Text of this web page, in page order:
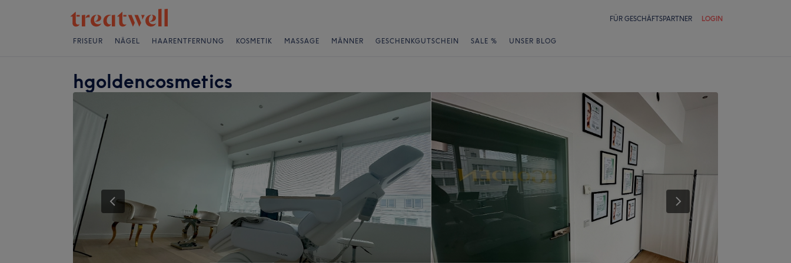
FÜR GESCHÄFTSPARTNER LOGIN
FRISEUR NÄGEL HAARENTFERNUNG KOSMETIK MASSAGE MÄNNER GESCHENKGUTSCHEIN SALE % UNSER BLOG
hgoldencosmetics